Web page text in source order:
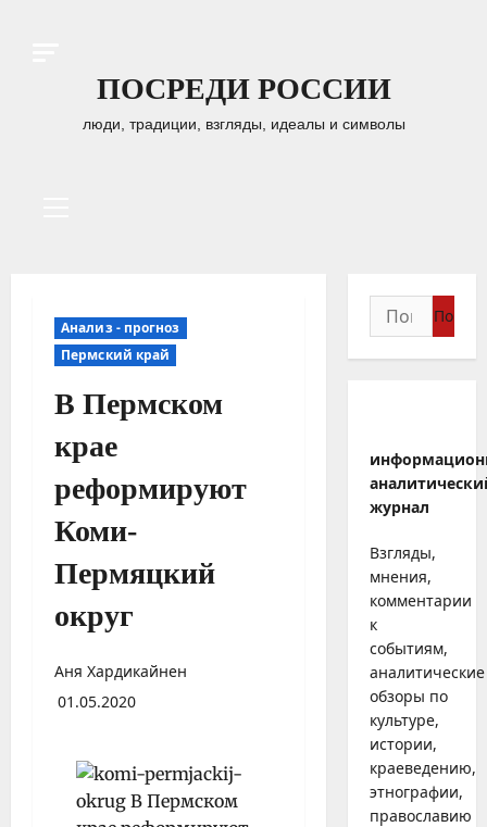
ПОСРЕДИ РОССИИ
люди, традиции, взгляды, идеалы и символы
Анализ - прогноз
Пермский край
В Пермском
крае
реформируют
Коми-
Пермяцкий
округ
Аня Хардикайнен
01.05.2020
Найти:
журнал
Взгляды,
мнения,
комментарии
к
событиям,
аналитические
обзоры по
культуре,
истории,
краеведению,
этнографии,
православию